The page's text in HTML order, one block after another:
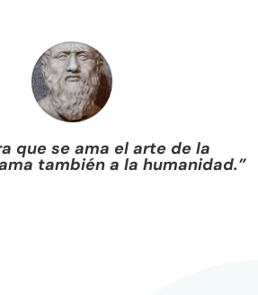
que se ama el arte de la
también a la humanidad.”